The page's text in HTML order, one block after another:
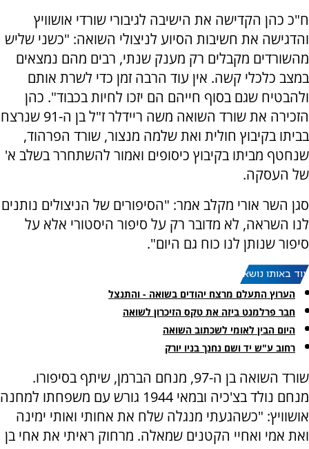
ח"כ כהן הקדישה את הישיבה לגיבורי שורדי אושוויץ
והדגישה את חשיבות הסיוע לניצולי השואה: "כשני שליש
מהשורדים מקבלים רק מענק שנתי, רבים מהם נמצאים
במצב כלכלי קשה. אין עוד הרבה זמן כדי לשרת אותם
ולהבטיח שגם בסוף חייהם הם יזכו לחיות בכבוד". כהן
הזכירה את שורד השואה משה ריידלר ז"ל בן ה-91 שנרצח
בביתו בקיבוץ חולית ואת שלמה מנצור, שורד הפרהוד,
שנחטף מביתו בקיבוץ כיסופים ואמור להשתחרר בשלב א'
של העסקה.
סגן השר אורי מקלב אמר: "הסיפורים של הניצולים נותנים
לנו השראה, לא מדובר רק על סיפור היסטורי אלא על
סיפור שנותן לנו כוח גם היום".
עוד באותו נושא:
הערוץ התעלם מרצח יהודים בשואה - והתנצל
חבר פרלמנט ביזה את טקס הזיכרון לשואה
היום הבין לאומי לשכתוב השואה
רחוב ע"ש יד ושם נחנך בניו יורק
שורד השואה בן ה-97, מנחם הברמן, שיתף בסיפורו.
מנחם נולד בצ'כיה ובמאי 1944 גורש עם משפחתו למחנה
אושוויץ: "כשהגעתי מנגלה שלח את אחותי ואותי ימינה
ואת אמי ואחיי הקטנים שמאלה. מרחוק ראיתי את אחי בן